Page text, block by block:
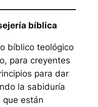
bíblica
bíblico teológico
para creyentes
para dar
la sabiduría
que están